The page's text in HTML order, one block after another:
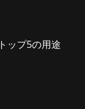
ップ5の用途